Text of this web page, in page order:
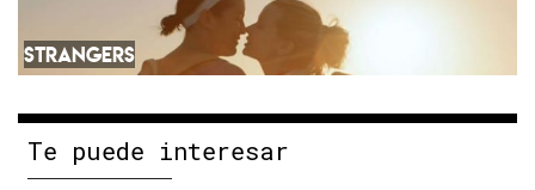
STRANGERS
Te puede interesar